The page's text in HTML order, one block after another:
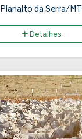
Planalto da Serra/MT
Detalhes